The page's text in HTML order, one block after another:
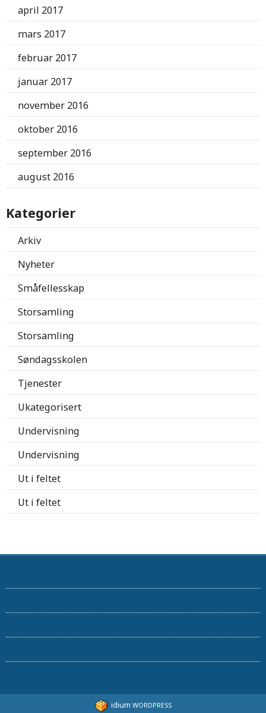
april 2017
mars 2017
februar 2017
januar 2017
november 2016
oktober 2016
september 2016
august 2016
Kategorier
Arkiv
Nyheter
Småfellesskap
Storsamling
Storsamling
Søndagsskolen
Tjenester
Ukategorisert
Undervisning
Undervisning
Ut i feltet
Ut i feltet
idium WORDPRESS